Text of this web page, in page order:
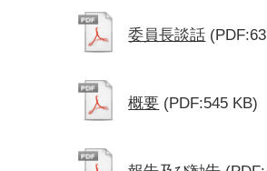
委員長談話
概要 (PDF:545 KB)